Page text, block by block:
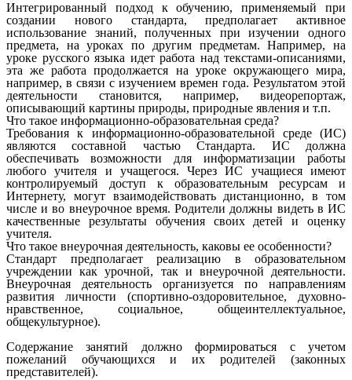
Интегрированный подход к обучению, применяемый при
создании нового стандарта, предполагает активное
использование знаний, полученных при изучении одного
предмета, на уроках по другим предметам. Например, на
уроке русского языка идет работа над текстами-описаниями,
эта же работа продолжается на уроке окружающего мира,
например, в связи с изучением времен года. Результатом этой
деятельности становится, например, видеорепортаж,
описывающий картины природы, природные явления и т.п.
Что такое информационно-образовательная среда?
Требования к информационно-образовательной среде (ИС)
являются составной частью Стандарта. ИС должна
обеспечивать возможности для информатизации работы
любого учителя и учащегося. Через ИС учащиеся имеют
контролируемый доступ к образовательным ресурсам и
Интернету, могут взаимодействовать дистанционно, в том
числе и во внеурочное время. Родители должны видеть в ИС
качественные результаты обучения своих детей и оценку
учителя.
Что такое внеурочная деятельность, каковы ее особенности?
Стандарт предполагает реализацию в образовательном
учреждении как урочной, так и внеурочной деятельности.
Внеурочная деятельность организуется по направлениям
развития личности (спортивно-оздоровительное, духовно-
нравственное, социальное, общеинтеллектуальное,
общекультурное).
Содержание занятий должно формироваться с учетом
пожеланий обучающихся и их родителей (законных
представителей).